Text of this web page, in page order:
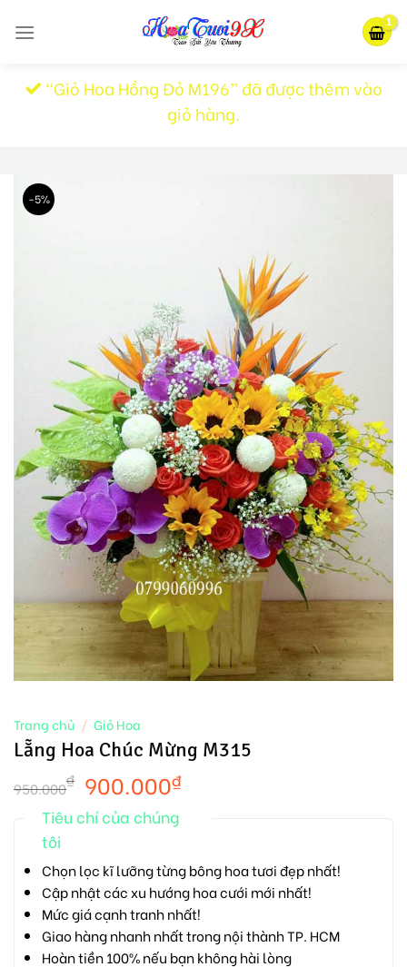
“Giỏ Hoa Hồng Đỏ M196” đã được thêm vào
giỏ hàng.
-5%
Trang chủ / Giỏ Hoa
Lẵng Hoa Chúc Mừng M315
950.000₫ 900.000₫
Tiêu chí của chúng
tôi
Chọn lọc kĩ lưỡng từng bông hoa tươi đẹp nhất!
Cập nhật các xu hướng hoa cưới mới nhất!
Mức giá cạnh tranh nhất!
Giao hàng nhanh nhất trong nội thành TP. HCM
Hoàn tiền 100% nếu bạn không hài lòng